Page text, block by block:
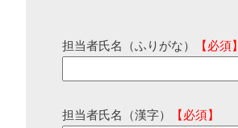
担当者氏名（ふりがな） 【必須】
担当者氏名（漢字） 【必須】